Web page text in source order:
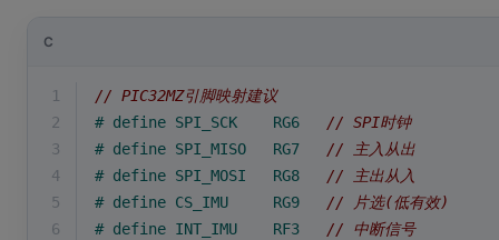
C
1
// PIC32MZ引脚映射建议
2
# define SPI_SCK    RG6 // SPI时钟
3
# define SPI_MISO   RG7 // 主入从出
4
# define SPI_MOSI   RG8 // 主出从入
5
# define CS_IMU     RG9 // 片选(低有效)
6
# define INT_IMU    RF3 // 中断信号